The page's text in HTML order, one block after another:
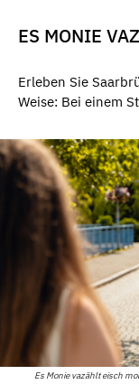
ES MONIE
Erleben Sie
Weise: Bei einem
Es Monie vazählt eisch